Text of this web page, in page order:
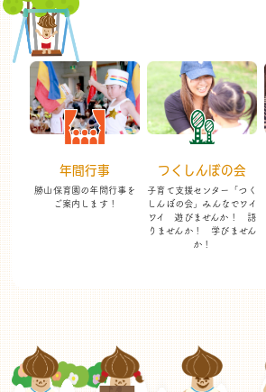
年間行事
勝山保育園の年間行事を
ご案内します！
つくしんぼの会
子育て支援センター「つく
しんぼの会」 みんなでワイ
ワイ 遊びませんか！
語
りませんか！ 学びません
か！